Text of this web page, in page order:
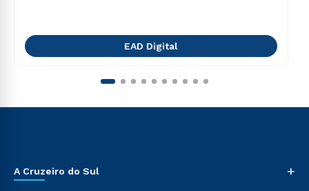
EAD Digital
A Cruzeiro do Sul +